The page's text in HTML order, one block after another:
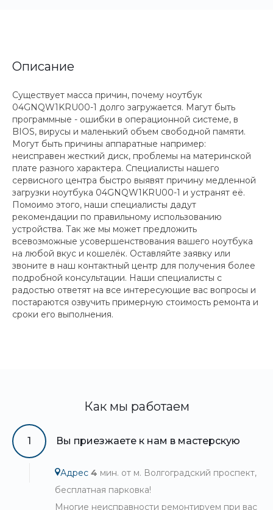
Описание
Существует масса причин, почему ноутбук
04GNQW1KRU00-1 долго загружается. Магут быть
программные - ошибки в операционной системе, в
BIOS, вирусы и маленький объем свободной памяти.
Могут быть причины аппаратные например:
неисправен жесткий диск, проблемы на материнской
плате разного характера. Специалисты нашего
сервисного центра быстро выявят причину медленной
загрузки ноутбука 04GNQW1KRU00-1 и устранят её.
Помоимо этого, наши специалисты дадут
рекомендации по правильному использованию
устройства. Так же мы может предложить
всевозможные усовершенствования вашего ноутбука
на любой вкус и кошелёк. Оставляйте заявку или
звоните в наш контактный центр для получения более
подробной консультации. Наши специалисты с
радостью ответят на все интересующие вас вопросы и
постараются озвучить примерную стоимость ремонта и
сроки его выполнения.
Как мы работаем
1 Вы приезжаете к нам в мастерскую
Адрес 4 мин. от м. Волгоградский проспект,
бесплатная парковка!
Многие неисправности ремонтируем при вас